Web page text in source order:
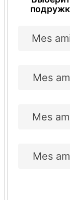
Mes
Mes
Mes
Mes